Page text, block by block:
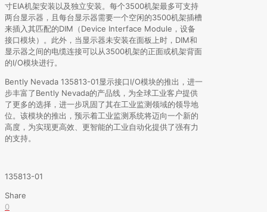
寸EIA机架安装以及独立安装。每个3500机架最多可支持
两台显示器，且每台显示器需要一个空闲的3500机架插槽
来插入其匹配的DIM（Device Interface Module，设备
接口模块）。此外，当显示器未安装在面板上时，DIM和
显示器之间的电缆连接可以从3500机架的正面或机架背面
的I/O模块进行。
Bently Nevada 135813-01显示接口I/O模块的推出，进一
步丰富了Bently Nevada的产品线，为全球工业客户提供
了更多的选择，进一步巩固了其在工业监测领域的领导地
位。该模块的推出，预示着工业监测系统将迈向一个新的
高度，为实现更高效、更智能的工业自动化提供了强有力
的支持。
135813-01
Share
0